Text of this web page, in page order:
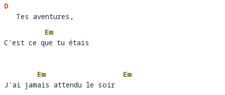
D
   Tes aventures,
   Tes aventures,
C'est ce q
Em
ue
C'est ce que tu étais
J'ai jam
Em
ais attendu le soir
Em
J'ai jamais attendu le soir